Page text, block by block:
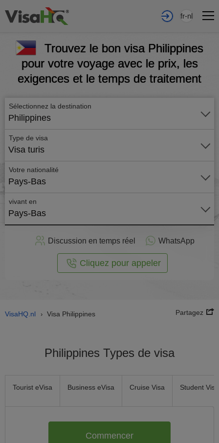
fr-nl
Trouvez le bon visa Philippines
pour votre voyage avec le prix, les
exigences et le temps de traitement
Sélectionnez la destination
Philippines
Type de visa
Visa turis
Votre nationalité
Pays-Bas
vivant en
Pays-Bas
Discussion en temps réel WhatsApp
Cliquez pour appeler
VisaHQ.nl › Visa Philippines Partagez
Philippines Types de visa
Tourist eVisa Business eVisa Cruise Visa Student Visa
Commencer